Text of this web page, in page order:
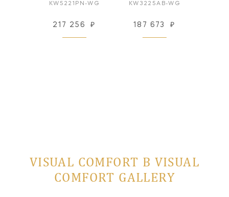
KW5221PN-WG
217 256 ₽
KW3225AB-WG
187 673 ₽
VISUAL COMFORT В VISUAL
COMFORT GALLERY